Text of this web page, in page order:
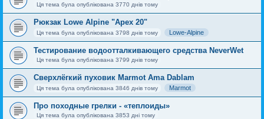
Ця тема була опублікована 3770 днів тому
Рюкзак Lowe Alpine "Apex 20"
Ця тема була опублікована 3798 днів тому Lowe-Alpine
Тестирование водоотталкивающего средства NeverWet
Ця тема була опублікована 3799 днів тому
Сверхлёгкий пуховик Marmot Ama Dablam
Ця тема була опублікована 3846 днів тому Marmot
Про походные грелки - «теплоиды»
Ця тема була опублікована 3853 дні тому